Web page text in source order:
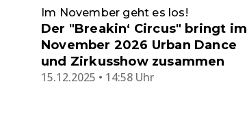
Im November geht es los!
Der "Breakin‘ Circus" bringt im
November 2026 Urban Dance
und Zirkusshow zusammen
15.12.2025 • 14:58 Uhr